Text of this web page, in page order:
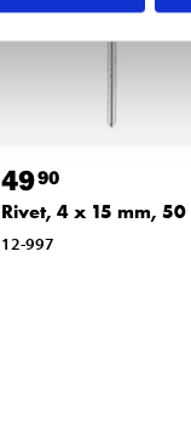
4990
Rivet, 4 x 15 mm, 50
12-997